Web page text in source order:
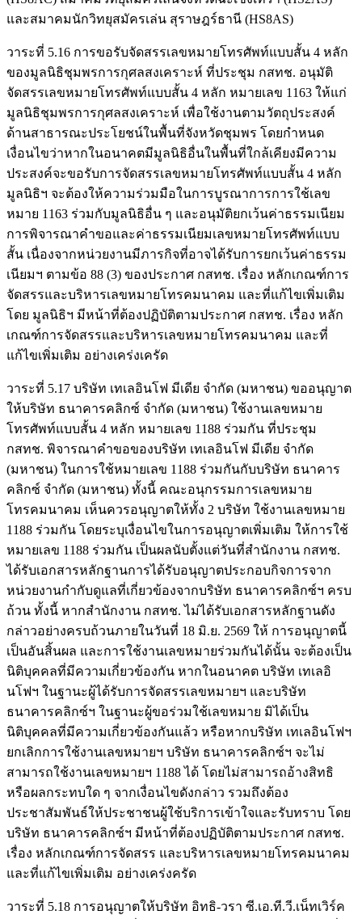
และสมาคมนักวิทยุสมัครเล่น สุราษฎร์ธานี (HS8AS)
วาระที่ 5.16 การขอรับจัดสรรเลขหมายโทรศัพท์แบบสั้น 4 หลัก
ของมูลนิธิชุมพรการกุศลสงเคราะห์ ที่ประชุม กสทช. อนุมัติ
จัดสรรเลขหมายโทรศัพท์แบบสั้น 4 หลัก หมายเลข 1163 ให้แก่
มูลนิธิชุมพรการกุศลสงเคราะห์ เพื่อใช้งานตามวัตถุประสงค์
ด้านสาธารณะประโยชน์ในพื้นที่จังหวัดชุมพร โดยกำหนด
เงื่อนไขว่าหากในอนาคตมีมูลนิธิอื่นในพื้นที่ใกล้เคียงมีความ
ประสงค์จะขอรับการจัดสรรเลขหมายโทรศัพท์แบบสั้น 4 หลัก
มูลนิธิฯ จะต้องให้ความร่วมมือในการบูรณาการการใช้เลข
หมาย 1163 ร่วมกับมูลนิธิอื่น ๆ และอนุมัติยกเว้นค่าธรรมเนียม
การพิจารณาคำขอและค่าธรรมเนียมเลขหมายโทรศัพท์แบบ
สั้น เนื่องจากหน่วยงานมีภารกิจที่อาจได้รับการยกเว้นค่าธรรม
เนียมฯ ตามข้อ 88 (3) ของประกาศ กสทช. เรื่อง หลักเกณฑ์การ
จัดสรรและบริหารเลขหมายโทรคมนาคม และที่แก้ไขเพิ่มเติม
โดย มูลนิธิฯ มีหน้าที่ต้องปฏิบัติตามประกาศ กสทช. เรื่อง หลัก
เกณฑ์การจัดสรรและบริหารเลขหมายโทรคมนาคม และที่
แก้ไขเพิ่มเติม อย่างเคร่งเครัด
วาระที่ 5.17 บริษัท เทเลอินโฟ มีเดีย จำกัด (มหาชน) ขออนุญาต
ให้บริษัท ธนาคารคลิกซ์ จำกัด (มหาชน) ใช้งานเลขหมาย
โทรศัพท์แบบสั้น 4 หลัก หมายเลข 1188 ร่วมกัน ที่ประชุม
กสทช. พิจารณาคำขอของบริษัท เทเลอินโฟ มีเดีย จำกัด
(มหาชน) ในการใช้หมายเลข 1188 ร่วมกันกับบริษัท ธนาคาร
คลิกซ์ จำกัด (มหาชน) ทั้งนี้ คณะอนุกรรมการเลขหมาย
โทรคมนาคม เห็นควรอนุญาตให้ทั้ง 2 บริษัท ใช้งานเลขหมาย
1188 ร่วมกัน โดยระบุเงื่อนไขในการอนุญาตเพิ่มเติม ให้การใช้
หมายเลข 1188 ร่วมกัน เป็นผลนับตั้งแต่วันที่สำนักงาน กสทช.
ได้รับเอกสารหลักฐานการได้รับอนุญาตประกอบกิจการจาก
หน่วยงานกำกับดูแลที่เกี่ยวข้องจากบริษัท ธนาคารคลิกซ์ฯ ครบ
ถ้วน ทั้งนี้ หากสำนักงาน กสทช. ไม่ได้รับเอกสารหลักฐานดัง
กล่าวอย่างครบถ้วนภายในวันที่ 18 มิ.ย. 2569 ให้ การอนุญาตนี้
เป็นอันสิ้นผล และการใช้งานเลขหมายร่วมกันได้นั้น จะต้องเป็น
นิติบุคคลที่มีความเกี่ยวข้องกัน หากในอนาคต บริษัท เทเลอิ
นโฟฯ ในฐานะผู้ได้รับการจัดสรรเลขหมายฯ และบริษัท
ธนาคารคลิกซ์ฯ ในฐานะผู้ขอร่วมใช้เลขหมาย มิได้เป็น
นิติบุคคลที่มีความเกี่ยวข้องกันแล้ว หรือหากบริษัท เทเลอินโฟฯ
ยกเลิกการใช้งานเลขหมายฯ บริษัท ธนาคารคลิกซ์ฯ จะไม่
สามารถใช้งานเลขหมายฯ 1188 ได้ โดยไม่สามารถอ้างสิทธิ
หรือผลกระทบใด ๆ จากเงื่อนไขดังกล่าว รวมถึงต้อง
ประชาสัมพันธ์ให้ประชาชนผู้ใช้บริการเข้าใจและรับทราบ โดย
บริษัท ธนาคารคลิกซ์ฯ มีหน้าที่ต้องปฏิบัติตามประกาศ กสทช.
เรื่อง หลักเกณฑ์การจัดสรร และบริหารเลขหมายโทรคมนาคม
และที่แก้ไขเพิ่มเติม อย่างเคร่งครัด
วาระที่ 5.18 การอนุญาตให้บริษัท อิทธิ-วรา ซี.เอ.ที.วี.เน็ทเวิร์ค